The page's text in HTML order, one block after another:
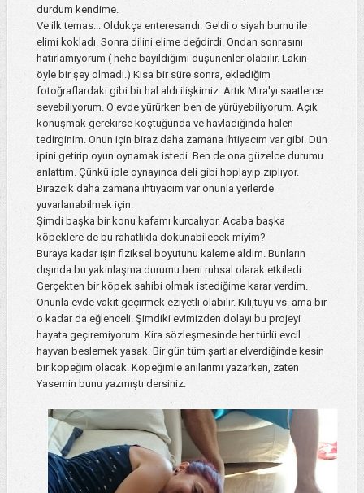
durdum kendime.
Ve ilk temas... Oldukça enteresandı. Geldi o siyah burnu ile
elimi kokladı. Sonra dilini elime değdirdi. Ondan sonrasını
hatırlamıyorum ( hehe bayıldığımı düşünenler olabilir. Lakin
öyle bir şey olmadı.) Kısa bir süre sonra, eklediğim
fotoğraflardaki gibi bir hal aldı ilişkimiz. Artık Mira'yı saatlerce
sevebiliyorum. O evde yürürken ben de yürüyebiliyorum. Açık
konuşmak gerekirse koştuğunda ve havladığında halen
tedirginim. Onun için biraz daha zamana ihtiyacım var gibi. Dün
ipini getirip oyun oynamak istedi. Ben de ona güzelce durumu
anlattım. Çünkü iple oynayınca deli gibi hoplayıp zıplıyor.
Birazcık daha zamana ihtiyacım var onunla yerlerde
yuvarlanabilmek için.
Şimdi başka bir konu kafamı kurcalıyor. Acaba başka
köpeklere de bu rahatlıkla dokunabilecek miyim?
Buraya kadar işin fiziksel boyutunu kaleme aldım. Bunların
dışında bu yakınlaşma durumu beni ruhsal olarak etkiledi.
Gerçekten bir köpek sahibi olmak istediğime karar verdim.
Onunla evde vakit geçirmek eziyetli olabilir. Kılı,tüyü vs. ama bir
o kadar da eğlenceli. Şimdiki evimizden dolayı bu projeyi
hayata geçiremiyorum. Kira sözleşmesinde her türlü evcil
hayvan beslemek yasak. Bir gün tüm şartlar elverdiğinde kesin
bir köpeğim olacak. Köpeğimle anılarımı yazarken, zaten
Yasemin bunu yazmıştı dersiniz.